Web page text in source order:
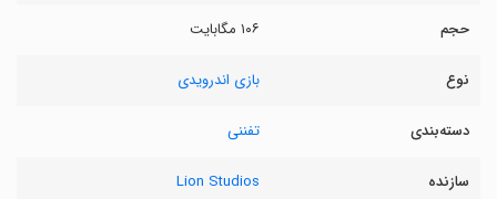
حجم ۱۰۶ مگابایت
نوع بازی اندرویدی
دسته‌بندی تفننی
سازنده Lion Studios